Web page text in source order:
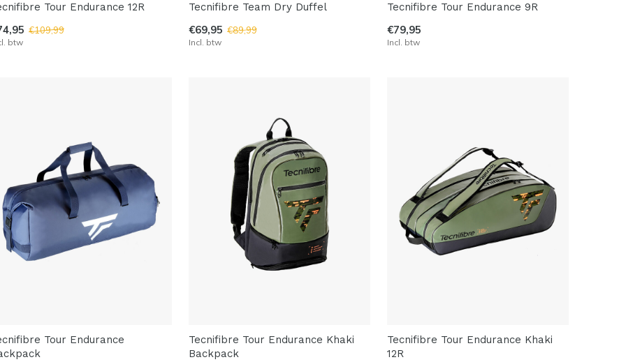
Tour Endurance 12R
€109,99
btw
Tecnifibre Team Dry Duffel
€69,95 €89,99
Incl. btw
Tecnifibre Tour Endurance 9R
€79,95
Incl. btw
Tour Endurance
Tecnifibre Tour Endurance Khaki
Backpack
Tecnifibre Tour Endurance Khaki
12R